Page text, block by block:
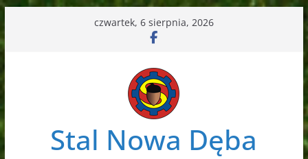
treści
czwartek, 6 sierpnia, 2026
Stal Nowa Dęba